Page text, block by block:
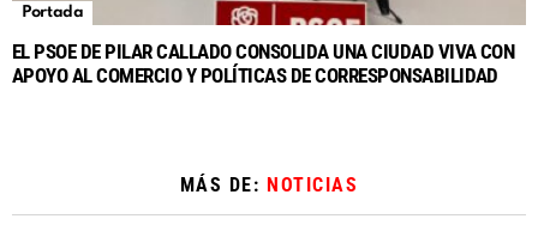
Portada
EL PSOE DE PILAR CALLADO CONSOLIDA UNA CIUDAD VIVA CON
APOYO AL COMERCIO Y POLÍTICAS DE CORRESPONSABILIDAD
MÁS DE: NOTICIAS